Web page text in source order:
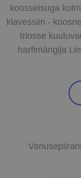
koosseisuga
klavessiin -
triosse
harfimängija